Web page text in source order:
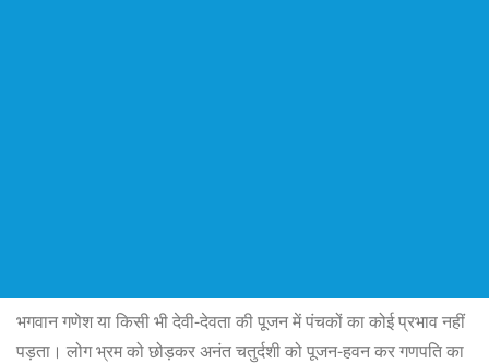
भगवान गणेश या किसी भी देवी-देवता की पूजन में पंचकों का कोई प्रभाव नहीं
पड़ता। लोग भ्रम को छोड़कर अनंत चतुर्दशी को पूजन-हवन कर गणपति का